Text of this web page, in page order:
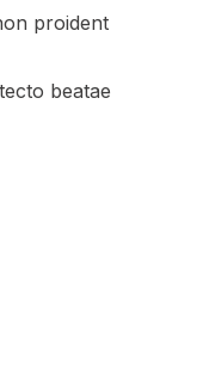
proident
beatae